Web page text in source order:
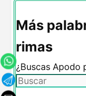
Más
rimas
¿Buscas Apodo